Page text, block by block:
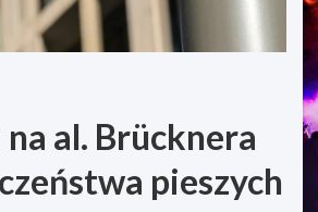
al. Brücknera
pieszych